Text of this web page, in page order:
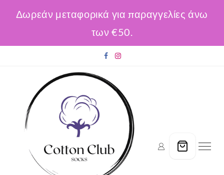
Δωρεάν μεταφορικά για παραγγελίες άνω
των €50.